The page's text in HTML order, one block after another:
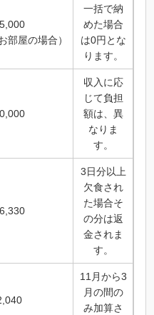
部屋の場合）
一括で納
めた場合
は0円とな
ります。
収入に応
じて負担
額は、異
なりま
す。
3日分以上
欠食され
た場合そ
の分は返
金されま
す。
11月から3
月の間の
み加算さ